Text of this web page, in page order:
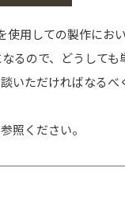
用しての製作にお
るので、どうしても
いただければなる
照ください。